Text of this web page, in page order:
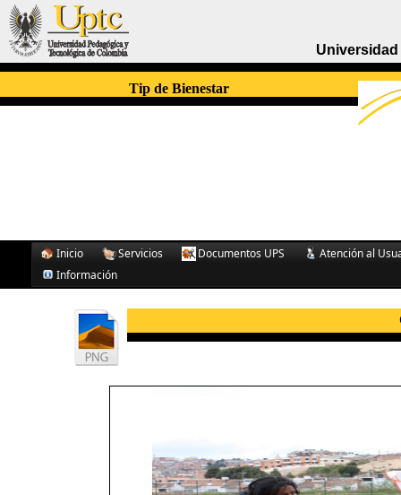
Tip de Bienestar
Inicio Servicios Documentos UPS
Atención al
Información